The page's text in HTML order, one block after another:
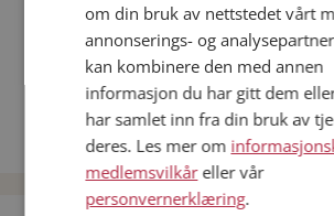
Fler single
Date menn i Norge
Date kvinner i Norge
om din bruk av nettstedet vårt
annonserings- og
kan kombinere den med annen
informasjon du har gitt dem
har samlet inn fra din bruk av
deres. Les mer om
medlemsvilkåreller vår
personvernerklæring.